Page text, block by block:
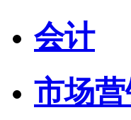
会计
市场